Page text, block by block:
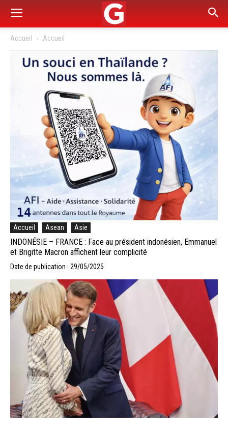
Accueil Accueil
Accueil Asean Asie
INDONÉSIE – FRANCE : Face au président indonésien, Emmanuel
et Brigitte Macron affichent leur complicité
Date de publication : 29/05/2025